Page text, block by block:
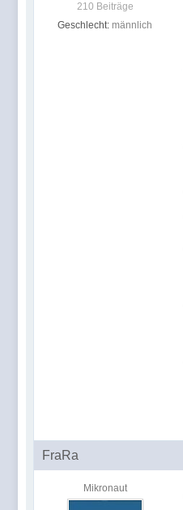
210 Beiträge
Geschlecht: männlich
FraRa
Mikronaut